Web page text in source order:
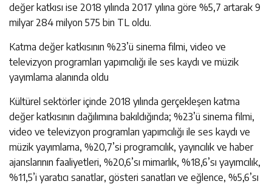
değer katkısı ise 2018 yılında 2017 yılına göre %5,7 artarak 9
milyar 284 milyon 575 bin TL oldu.
Katma değer katkısının %23’ü sinema filmi, video ve
televizyon programları yapımcılığı ile ses kaydı ve müzik
yayımlama alanında oldu
Kültürel sektörler içinde 2018 yılında gerçekleşen katma
değer katkısının dağılımına bakıldığında; %23’ü sinema filmi,
video ve televizyon programları yapımcılığı ile ses kaydı ve
müzik yayımlama, %20,7’si programcılık, yayıncılık ve haber
ajanslarının faaliyetleri, %20,6’sı mimarlık, %18,6’sı yayımcılık,
%11,5’i yaratıcı sanatlar, gösteri sanatları ve eğlence, %5,6’sı